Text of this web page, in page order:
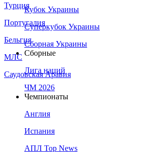
Турция
Португалия
Бельгия
МЛС
Саудовская Аравия
Кубок Украины
Суперкубок Украины
Сборная Украины
Сборные
Лига наций
ЧМ 2026
Чемпионаты
Англия
Испания
АПЛ Top News